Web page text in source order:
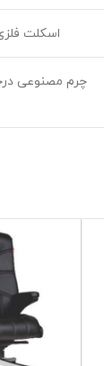
اسکلت
چرم مصنوعی